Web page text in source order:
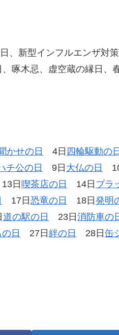
、新型インフルエンザ対
啄木忌、虚空蔵の縁日、
かせの日 4日 四輪駆動の日
チ公の日 9日 大仏の日
日喫茶店の日 14日 ブラ
17日 恐竜の日 18日 発明
道の駅の日 23日 消防車の
日 27日 絆の日 28日 缶